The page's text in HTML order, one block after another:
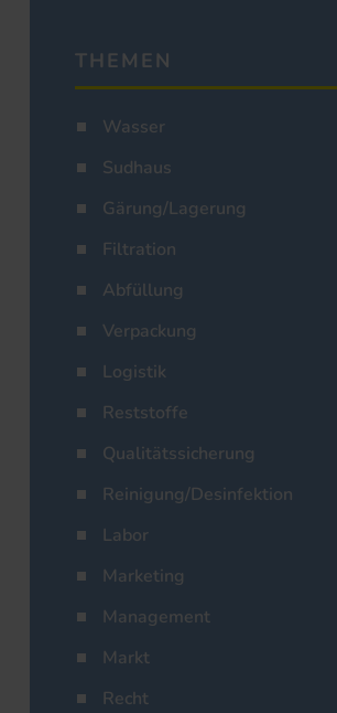
THEMEN
Wasser
Sudhaus
Gärung/Lagerung
Filtration
Abfüllung
Verpackung
Logistik
Reststoffe
Qualitätssicherung
Reinigung/Desinfektion
Labor
Marketing
Management
Markt
Recht